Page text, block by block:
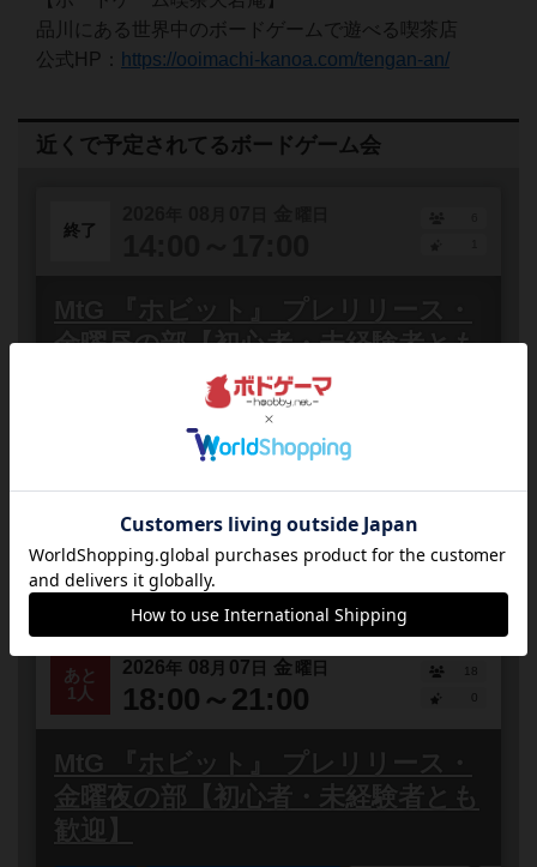
品川にある世界中のボードゲームで遊べる喫茶店
公式HP：
https://ooimachi-kanoa.com/tengan-an/
近くで予定されてるボードゲーム会
終了
MtG 『ホビット』 プレリリース・
金曜昼の部【初心者・未経験者とも
品川区・大井町・鮫洲
ビット』のプレリリースがついに襲来！店頭にて、
Magic: The Gathering Companionを操作し...
#初心者歓迎
#どなたでも
#初参加歓迎
#お一人様歓迎
#途中抜けOK
#マジック・ザ・ギャザリング
あと
1人
2026年 08 月 07 日 金曜日
18:00～21:00
18
MtG 『ホビット』 プレリリース・
金曜夜の部【初心者・未経験者とも
歓迎】